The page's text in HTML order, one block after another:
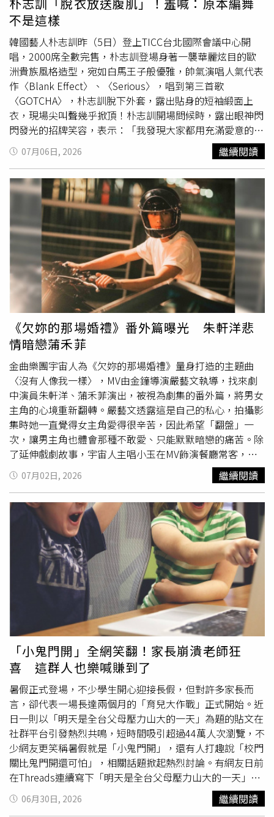
地方政府坦言，目前仍難以訂定一致標準，不少單位也苦惱
「究竟該如何建立相關規範」。對此，日本文部科學省表
示，目前沒有制定全國統一指導方針的計畫，而是交由各地
方政府依據當地熊害情況、地理環境及居民需求，自行決定
應對措施。
不是這樣
韓國藝人朴志訓昨（5日）登上TICC台北國際會議中心開
唱，2000席全數完售，朴志訓登場身著一襲華麗炫目的歐
洲貴族風格造型，宛如白馬王子般優雅，帥氣演唱人氣代表
作〈Blank Effect〉、〈Serious〉，唱到第三首歌
〈GOTCHA〉，朴志訓脫下外套，露出貼身的短袖緞面上
衣，現場尖叫聲幾乎掀頂！朴志訓開場問候時，露出眼神閃
閃發光的招牌笑容，表示：「我發現大家都用充滿愛意的眼
神看著我，讓我非常開心！」朴志訓換
生制服，重現
《想見你》許光漢校服造型。（圖／網銀國際影視提供）朴
志訓在第一段互動環節「神秘賣家遊戲」要考驗演技和銷售
技巧，把未知的神秘箱物品推薦給粉絲，時而認真思考、時
而露出調皮反應，讓台下笑聲與尖叫聲不斷。第一樣物品是
可以錄製語音的仙人掌娃娃，朴志訓錄音說：「我愛你
喔！」並拿起仙人掌娃娃，讓粉絲盡情拍照。第二樣物品則
是復古方塊像素樣式的弓箭，重現電影《王命之徒》，他拿
著弓箭射老虎的經典場景，彷彿要射下所有粉絲的心。中場
播放的預錄影片透露朴志訓許多真實心情，包含回顧剛出道
時的青澀模樣，因電影上映後爆紅的忙碌行程，被他列為黑
歷史的「高中福利社麵包」舞蹈對決名場面，直說：「要不
是那個，我的學生時代原本可以完美無瑕的！」坦言非常想
把MAY（官方粉絲名）們的記憶抹除，最後強調現在很有自
信，想對過去的自己說，「你做的很好喔！」同時對粉絲們
告白：「我們曾經在一起，現在也在一起，未來我們也注定
要一直在一起！」接著朴志訓換上第二套服裝，是電視劇
《想見你》中許光漢穿過的學生校服風格造型，整個人散發
著少年氣息，帶來充滿清涼感的新歌〈Bodyelse〉及歌曲
〈Watercolor〉，特別是〈Bodyelse〉作為朴志訓睽違多
時，再以歌手身份強勢回歸的重要作品，現場隨著歌曲輕快
節奏，揮灑輕鬆自如的舞蹈實力，讓粉絲再次感受到「歌手
朴志訓」的舞台魅力。演唱會中場，朴志訓換上第三套緊身
皮衣外套搭配牛仔褲的狂野造型，彰顯歌曲〈NITRO〉不羈
魅力，〈MATADOOR〉則有更強烈的舞台張力，直接脫掉
外套，露出練得精實的臂膀和身材，從眼神、手勢到走位都
展現穩定成熟的掌控能力，粉絲們一秒都移不開視線，最後
朴志訓還加碼露出腹肌，粉絲們一看全都陷入瘋狂，連喊再
一次，聽得朴志訓笑說：「這首歌原本編舞不是這樣的
耶！」害羞地輪流露出左邊、右邊腹肌，禁不住粉絲熱情要
求，大方把下半部腹肌都全部大放送給現場MAY們。隨後演
唱代表作品〈360〉，不忘微微掀開衣服露出腹肌，躺到地
板時上下狂震胸肌和腹肌，緊接著的〈Moon〉，朴志訓流
露出令人揪心的破碎感，溫柔嗓音唱出細膩情緒，沉浸在如
月光般柔和包圍，也展現他從舞曲到抒情曲都能自在駕馭的
全方位表現力。朴志訓說：「大家有猜到我會唱〈Moon〉
這首歌嗎？這是我第一張個人專輯《O'CLOCK》 的歌曲，
不敢相信時間過的這麼快！所以特別選唱這首歌曲。」為表
現支持，粉絲特別為他準備排字應援，口哨聲響起，提醒粉
絲們變換排字內容時，朴志訓搞笑地假裝被驚嚇，作勢慌張
逃走，面對台下滿滿應援，還是掩不住感動表情，驚呼：
「你們怎麼會準備這個？真的覺得好神奇！」台下粉絲喊他
可愛，他立刻回應：「謝謝台灣的MAY這麼熱情，真的和大
家一起玩得很開心，謝謝你們留給我這麼難以忘懷的回
憶。」大合照後，全場粉絲仍不願離去，粉絲們全場大合唱
歌曲〈L.O.V.E〉，成功呼喚朴志訓現身。最後一首安可曲
07月06日, 2026 繼續閱讀
《欠妳的那場婚禮》番外篇曝光 朱軒洋悲
情暗戀蒲禾菲
金曲樂團宇宙人為《欠妳的那場婚禮》量身打造的主題曲
〈沒有人像我一樣〉，MV由金鐘導演嚴藝文執導，找來劇
中演員朱軒洋、蒲禾菲演出，被視為劇集的番外篇，將男女
主角的心境重新翻轉。嚴藝文透露這是自己的私心，拍攝影
集時她一直覺得女主角愛得很辛苦，因此希望「翻盤」一
次，讓男主角也體會那種不敢愛、只能默默暗戀的痛苦。除
了延伸戲劇故事，宇宙人主唱小玉在MV飾演餐廳常客，蒲
禾菲飾演的店員對他頗有好感，而他則在一旁見證朱軒洋飾
演角色的暗戀故事。小玉笑這次最困難的就是與蒲禾菲的眼
神交流，「要拿捏介於太深情和冷漠婉拒之間的程度。」讓
他相當緊張，嚴藝文導演不斷鼓勵他，還要他把自己想像成
「梁朝偉」，讓小玉忍不住一邊拍、一邊默默替自己打氣：
「我是梁朝偉！」宇宙人小玉與蒲禾菲對戲。（圖／相信音
樂提供）朱軒洋回憶影集拍攝前密集練唱期間，宇宙人曾特
地到現場探班，分享樂團在舞台上的表演細節與經驗，「他
們非常仔細告訴我們舞台表演時的細節，讓我非常安心，也
到很多。」看完宇宙人去年底的小巨蛋演唱會
後，更讓他瞬間被圈粉。這次合作拍攝MV，他笑說當看到
宇宙人一起出現在畫面裡時，「突然很像平行時空，另一個
世界也正在發生一樣的故事。」女主角蒲禾菲則形容對宇宙
人的印象是熱血且細膩，真正合作後更覺得三人敬業又親
切，也讓她受到如劇中周可傑所說「用音樂說話」的力量。
首次執導MV的嚴藝文坦言，這次拍攝讓她壓力爆棚，「因
為我這輩子還沒有拍過MV，所以開拍前非常緊張。」她表
示MV必須在一天內完成所有拍攝，作業模式與影集截然不
同，甚至因為擔心時間不夠，緊張到連廁所都不敢去，笑稱
自己拍到「膀胱快爆炸」。阿奎也透露，拍攝當天能感受到
導演相當緊繃，但仍一路細心帶領大家完成拍攝。嚴藝文首
度執導MV相當緊張。（圖／相信音樂提供）
07月02日, 2026 繼續閱讀
「小鬼門開」全網笑翻！家長崩潰老師狂
喜 這群人也樂喊賺到了
暑假正式登場，不少學生開心迎接長假，但對許多家長而
言，卻代表一場長達兩個月的「育兒大作戰」正式開始。近
日一則以「明天是全台父母壓力山大的一天」為題的貼文在
社群平台引發熱烈共鳴，短時間吸引超過44萬人次瀏覽，不
少網友更笑稱暑假就是「小鬼門開」，還有人打趣說「校門
關比鬼門開還可怕」，相關話題掀起熱烈討論。有網友日前
在Threads連續寫下「明天是全台父母壓力山大的一天」及
「明天是全台灣學生最開心的一天」，藉此形容暑假正式開
始。貼文曝光後，不少人紛紛留言接力，「小鬼門開了」、
06月30日, 2026 繼續閱讀